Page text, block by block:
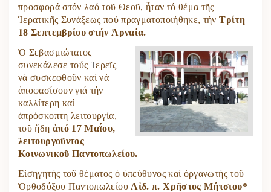
προσφορά στόν λαό τοῦ Θεοῦ, ἦταν τό θέμα τῆς
Ἱερατικῆς Συνάξεως πού πραγματοποιήθηκε, τήν Τρίτη
18 Σεπτεμβρίου στήν Ἀρναία.
Ὁ Σεβασμιώτατος
συνεκάλεσε τούς Ἱερεῖς
νά συσκεφθοῦν καί νά
ἀποφασίσουν γιά τήν
καλλίτερη καί
ἀπρόσκοπτη λειτουργία,
τοῦ ἤδη ἀπό 17 Μαΐου,
λειτουργοῦντος
Κοινωνικοῦ Παντοπωλείου.
Εἰσηγητής τοῦ θέματος ὁ ὑπεύθυνος καί ὀργανωτής τοῦ
Ὀρθοδόξου Παντοπωλείου Αἰδ. π. Χρῆστος Μήτσιου*